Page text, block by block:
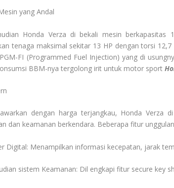
yang Andal
Honda Verza di bekali mesin berkapasitas
tenaga maksimal sekitar 13 HP dengan torsi
FI (Programmed Fuel Injection) yang di
BBM-nya tergolong irit untuk motor sport
dengan harga terjangkau, Honda Verza
dan keamanan berkendara. Beberapa fitur
Digital: Menampilkan informasi kecepatan, jarak
sistem Keamanan: Dil engkapi fitur secure key